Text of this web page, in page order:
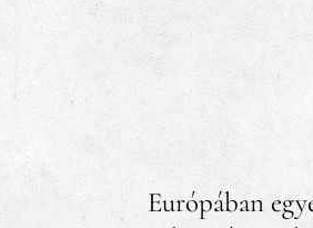
Európában